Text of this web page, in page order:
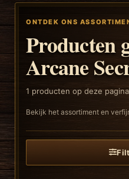
ONTDEK ONS
Producten
Arcane
1 producten op deze pagina
Bekijk het assortiment en